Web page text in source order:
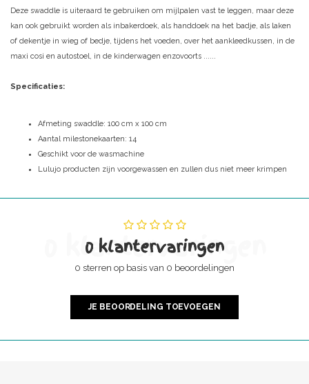
Deze swaddle is uiteraard te gebruiken om mijlpalen vast te leggen, maar deze
kan ook gebruikt worden als inbakerdoek, als handdoek na het badje, als laken
of dekentje in wieg of bedje, tijdens het voeden, over het aankleedkussen, in de
maxi cosi en autostoel, in de kinderwagen enzovoorts ......
Specificaties:
Afmeting swaddle: 100 cm x 100 cm
Aantal milestonekaarten: 14
Geschikt voor de wasmachine
Lulujo producten zijn voorgewassen en zullen dus niet meer krimpen
0 klantervaringen
0 klantervaringen
0 sterren op basis van 0 beoordelingen
JE BEOORDELING TOEVOEGEN